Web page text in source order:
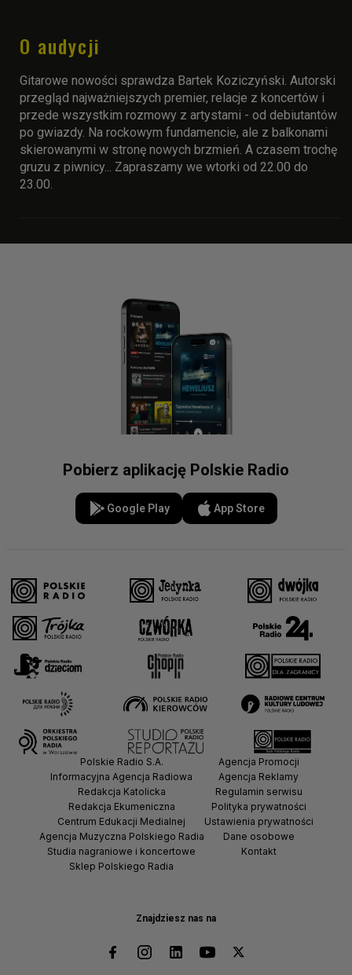
O audycji
Gitarowe nowości sprawdza Bartek Koziczyński. Autorski
przegląd najważniejszych premier, relacje z koncertów i
przede wszystkim rozmowy z artystami - od debiutantów
po gwiazdy. Na rockowym fundamencie, ale z balkonami
skierowanymi w stronę nowych brzmień. A czasem trochę
gruzu z piwnicy... Zapraszamy we wtorki od 22.00 do
23.00.
Pobierz aplikację Polskie Radio
Google Play App Store
Znajdziesz nas na
Polskie Radio S.A.
Informacyjna Agencja Radiowa
Redakcja Katolicka
Redakcja Ekumeniczna
Centrum Edukacji Medialnej
Agencja Muzyczna Polskiego Radia
Studia nagraniowe i koncertowe
Sklep Polskiego Radia
Agencja Promocji
Agencja Reklamy
Regulamin serwisu
Polityka prywatności
Ustawienia prywatności
Dane osobowe
Kontakt